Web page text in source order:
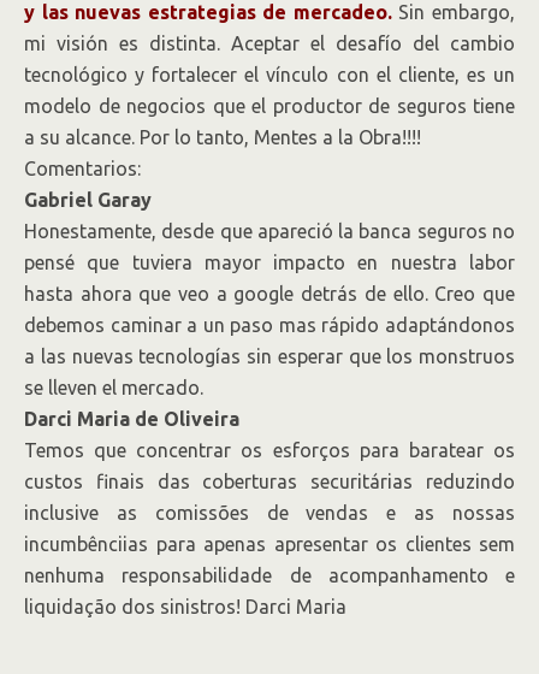
y las nuevas estrategias de mercadeo. Sin embargo,
mi visión es distinta. Aceptar el desafío del cambio
tecnológico y fortalecer el vínculo con el cliente, es un
modelo de negocios que el productor de seguros tiene
a su alcance. Por lo tanto, Mentes a la Obra!!!!
Comentarios:
Gabriel Garay
Honestamente, desde que apareció la banca seguros no
pensé que tuviera mayor impacto en nuestra labor
hasta ahora que veo a google detrás de ello. Creo que
debemos caminar a un paso mas rápido adaptándonos
a las nuevas tecnologías sin esperar que los monstruos
se lleven el mercado.
Darci Maria de Oliveira
Temos que concentrar os esforços para baratear os
custos finais das coberturas securitárias reduzindo
inclusive as comissões de vendas e as nossas
incumbênciias para apenas apresentar os clientes sem
nenhuma responsabilidade de acompanhamento e
liquidação dos sinistros! Darci Maria